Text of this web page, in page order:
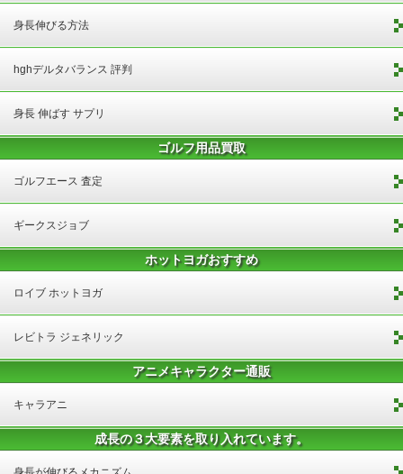
身長伸びる方法
hghデルタバランス 評判
身長 伸ばす サプリ
ゴルフ用品買取
ゴルフエース 査定
ギークスジョブ
ホットヨガおすすめ
ロイブ ホットヨガ
レビトラ ジェネリック
アニメキャラクター通販
キャラアニ
成長の３大要素を取り入れています。